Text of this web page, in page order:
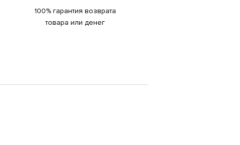
100% гарантия возврата
товара или денег